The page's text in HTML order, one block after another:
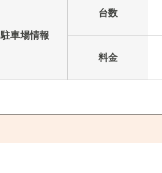
駐車場情報
台数
料金